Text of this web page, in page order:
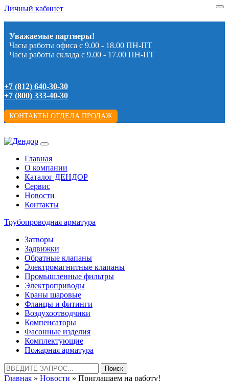
Личный кабинет
Уважаемые партнеры!
Часы работы офиса с 9.00 - 18.00 ПН-ПТ
Часы работы склада с 9.00 - 17.00 ПН-ПТ
+7 (812) 640-30-30
+7 (800) 333-40-30
КОНТАКТЫ ОТДЕЛА ПРОДАЖ
Главная
О компании
Каталог ДЕНДОР
Сервис
Новости
Контакты
Трубопроводная арматура
Затворы
Задвижки
Обратные клапаны
Электромагнитные клапаны
Промышленные фильтры
Электроприводы
Краны шаровые
Фланцы и фитинги
Воздухоотводчики
Компенсаторы
Фасонные изделия
Комплектующие
Пожарная арматура
Найти:
Главная » Новости » Приглашаем на работу!